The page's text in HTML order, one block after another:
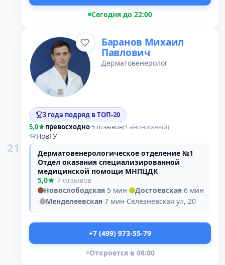
Сегодня до 22:00
21
Баранов Михаил
Павлович
Дерматовенеролог
3 года подряд в ТОП-20
5,0
превосходно·5 отзывов(1 анонимный)
НовГУ
Дерматовенерологическое отделение №1
Отдел оказания специализированной
медицинской помощи МНПЦДК
5,0
·7 отзывов
Новослободская·5 мин· Достоевская·6 мин
·
Менделеевская·7 мин·Селезневская ул, 20
+7 (499) 973-55-79
Откроется в 08:00